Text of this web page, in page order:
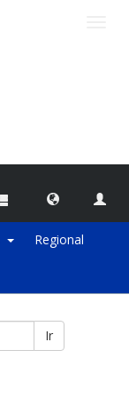
Regional
Ir